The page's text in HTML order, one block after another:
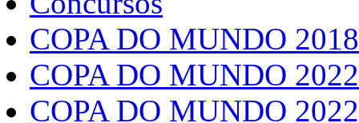
COPA DO MUNDO 2018
COPA DO MUNDO 2022
COPA DO MUNDO